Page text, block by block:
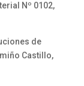
Nº 0102,
de
Castillo,